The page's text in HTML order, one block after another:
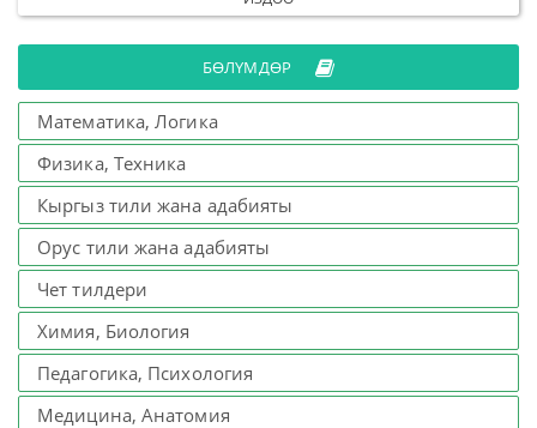
БӨЛҮМДӨР
Математика, Логика
Физика, Техника
Кыргыз тили жана адабияты
Орус тили жана адабияты
Чет тилдери
Химия, Биология
Педагогика, Психология
Медицина, Анатомия